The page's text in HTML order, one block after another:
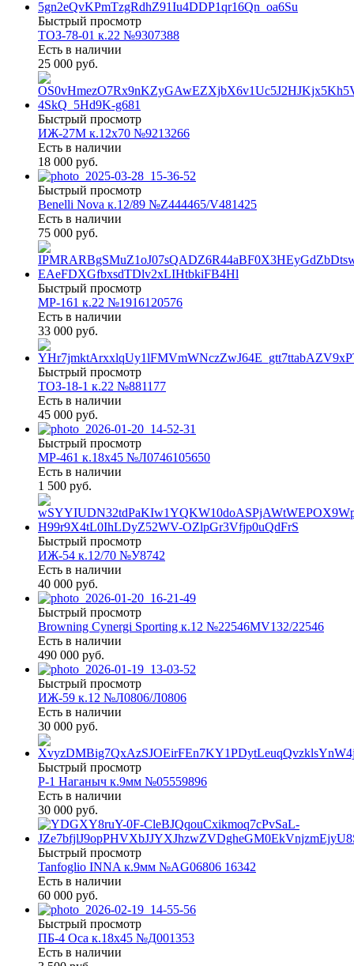
Быстрый просмотр
ТОЗ-78-01 к.22 №9307388
Есть в наличии
25 000 руб.
Быстрый просмотр
ИЖ-27М к.12х70 №9213266
Есть в наличии
18 000 руб.
Быстрый просмотр
Benelli Nova к.12/89 №Z444465/V481425
Есть в наличии
75 000 руб.
Быстрый просмотр
МР-161 к.22 №1916120576
Есть в наличии
33 000 руб.
Быстрый просмотр
ТОЗ-18-1 к.22 №881177
Есть в наличии
45 000 руб.
Быстрый просмотр
МР-461 к.18х45 №Л0746105650
Есть в наличии
1 500 руб.
Быстрый просмотр
ИЖ-54 к.12/70 №У8742
Есть в наличии
40 000 руб.
Быстрый просмотр
Browning Cynergi Sporting к.12 №22546MV132/22546
Есть в наличии
490 000 руб.
Быстрый просмотр
ИЖ-59 к.12 №Л0806/Л0806
Есть в наличии
30 000 руб.
Быстрый просмотр
Р-1 Наганыч к.9мм №05559896
Есть в наличии
30 000 руб.
Быстрый просмотр
Tanfoglio INNA к.9мм №AG06806 16342
Есть в наличии
60 000 руб.
Быстрый просмотр
ПБ-4 Оса к.18х45 №Д001353
Есть в наличии